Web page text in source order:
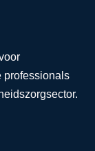
professionals